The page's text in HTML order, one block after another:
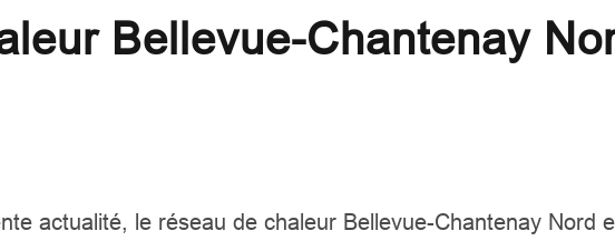
Bellevue-Chantenay
actualité, le réseau de chaleur Bellevue-Chantenay Nord